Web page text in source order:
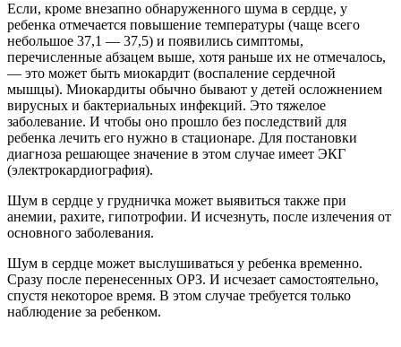
Если, кроме внезапно обнаруженного шума в сердце, у
ребенка отмечается повышение температуры (чаще всего
небольшое 37,1 — 37,5) и появились симптомы,
перечисленные абзацем выше, хотя раньше их не отмечалось,
— это может быть миокардит (воспаление сердечной
мышцы). Миокардиты обычно бывают у детей осложнением
вирусных и бактериальных инфекций. Это тяжелое
заболевание. И чтобы оно прошло без последствий для
ребенка лечить его нужно в стационаре. Для постановки
диагноза решающее значение в этом случае имеет ЭКГ
(электрокардиография).
Шум в сердце у грудничка может выявиться также при
анемии, рахите, гипотрофии. И исчезнуть, после излечения от
основного заболевания.
Шум в сердце может выслушиваться у ребенка временно.
Сразу после перенесенных ОРЗ. И исчезает самостоятельно,
спустя некоторое время. В этом случае требуется только
наблюдение за ребенком.